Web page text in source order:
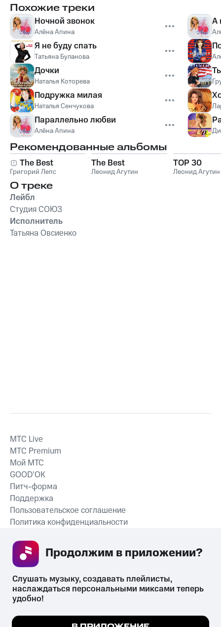
Похожие треки
Ночной звонок
Алёна Апина
Я не буду спать
Татьяна Буланова
Дочки
Наталья Которева
Подружка милая
Наталья Сенчукова
Параллельно любви
Алёна Апина
А
Рекомендованные альбомы
The Best
Григорий Лепс
The Best
Леонид Агутин
TOP 30
Леонид Агутин
О треке
Лейбл
Студия СОЮЗ
Исполнитель
Татьяна Овсиенко
СКАЧАТЬ ПРИЛОЖЕНИЕ
MTС Live
MTС Premium
Мой МТС
GOOD’OK
Питч-форма
Поддержка
Пользовательское соглашение
Политика конфиденциальности
психотропных веществ, их аналогов причиняет вред здоровью,
Мы используем куки, чтобы на сайте все
Слушать музыку, создавать плейлисты,
наслаждаться персональными миксами теперь
удобно!